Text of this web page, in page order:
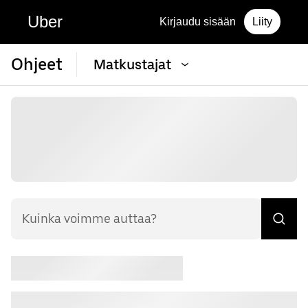
Uber Kirjaudu sisään Liity
Ohjeet Matkustajat